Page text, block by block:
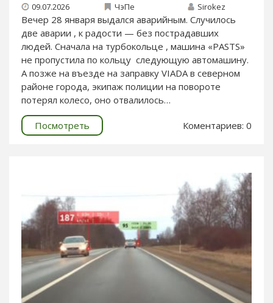
09.07.2026 ЧэПе Sirokez
Вечер 28 января выдался аварийным. Случилось
две аварии , к радости — без пострадавших
людей. Сначала на турбокольце , машина «PASTS»
не пропустила по кольцу следующую автомашину.
А позже на въезде на заправку VIADA в северном
районе города, экипаж полиции на повороте
потерял колесо, оно отвалилось…
Посмотреть Коментариев: 0